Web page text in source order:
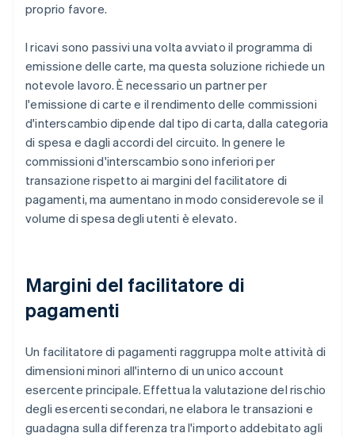
proprio favore.
I ricavi sono passivi una volta avviato il programma di
emissione delle carte, ma questa soluzione richiede un
notevole lavoro. È necessario un partner per
l'emissione di carte e il rendimento delle commissioni
d'interscambio dipende dal tipo di carta, dalla categoria
di spesa e dagli accordi del circuito. In genere le
commissioni d'interscambio sono inferiori per
transazione rispetto ai margini del facilitatore di
pagamenti, ma aumentano in modo considerevole se il
volume di spesa degli utenti è elevato.
Margini del facilitatore di
pagamenti
Un facilitatore di pagamenti raggruppa molte attività di
dimensioni minori all'interno di un unico account
esercente principale. Effettua la valutazione del rischio
degli esercenti secondari, ne elabora le transazioni e
guadagna sulla differenza tra l'importo addebitato agli